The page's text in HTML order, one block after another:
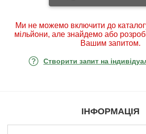
Ми не можемо включити до
мільйони, але знайдемо або
Вашим запитом.
Створити запит на
ІНФОРМАЦІЯ